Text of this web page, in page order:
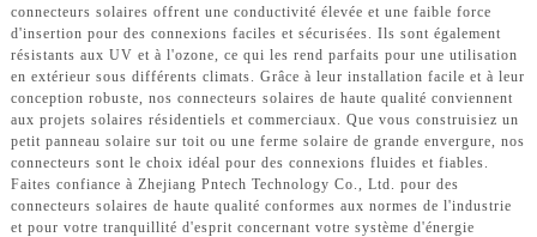
connecteurs solaires offrent une conductivité élevée et une faible force
d'insertion pour des connexions faciles et sécurisées. Ils sont également
résistants aux UV et à l'ozone, ce qui les rend parfaits pour une utilisation
en extérieur sous différents climats. Grâce à leur installation facile et à leur
conception robuste, nos connecteurs solaires de haute qualité conviennent
aux projets solaires résidentiels et commerciaux. Que vous construisiez un
petit panneau solaire sur toit ou une ferme solaire de grande envergure, nos
connecteurs sont le choix idéal pour des connexions fluides et fiables.
Faites confiance à Zhejiang Pntech Technology Co., Ltd. pour des
connecteurs solaires de haute qualité conformes aux normes de l'industrie
et pour votre tranquillité d'esprit concernant votre système d'énergie